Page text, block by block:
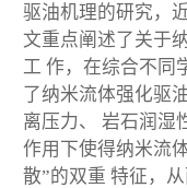
驱油机理的研究，
文重点阐述了关于
工 作，在综合不同
了纳米流体强化驱
离压力、 岩石润湿
作用下使得纳米流
散”的双重 特征，